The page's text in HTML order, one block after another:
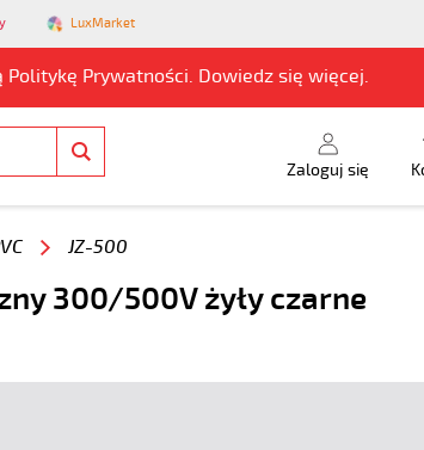
LuxMarket
Politykę Prywatności. Dowiedz się więcej.
Zaloguj się
JZ-500
300/500V żyły czarne